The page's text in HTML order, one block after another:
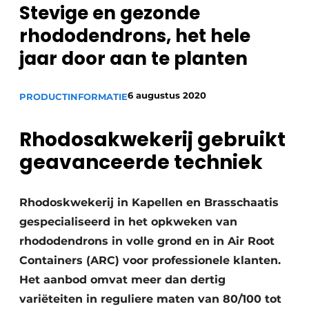
Stevige en gezonde
rhododendrons, het hele
jaar door aan te planten
PRODUCTINFORMATIE6 augustus 2020
Rhodosakwekerij gebruikt
geavanceerde techniek
Rhodoskwekerij in Kapellen en Brasschaatis
gespecialiseerd in het opkweken van
rhododendrons in volle grond en in Air Root
Containers (ARC) voor professionele klanten.
Het aanbod omvat meer dan dertig
variëteiten in reguliere maten van 80/100 tot